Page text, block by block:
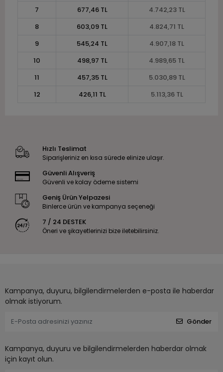
7
677,46 TL
4.742,23 TL
8
603,09 TL
4.824,71 TL
9
545,24 TL
4.907,18 TL
10
498,97 TL
4.989,65 TL
11
457,35 TL
5.030,89 TL
12
426,11 TL 5.113,36 TL
Hızlı Teslimat
Siparişleriniz en kısa sürede elinize ulaşır.
Güvenli Alışveriş
Güvenli ve kolay ödeme sistemi
Geniş Ürün Yelpazesi
Binlerce ürün ve kampanya seçeneği
7 / 24 DESTEK
Öneri ve şikayetlerinizi bize iletebilirsiniz.
Kampanya, duyuru, bilgilendirmelerden e-posta ile haberdar
olmak istiyorum.
Gönder
Kampanya, duyuru ve bilgilendirmelerden haberdar olmak
için kayıt olun.